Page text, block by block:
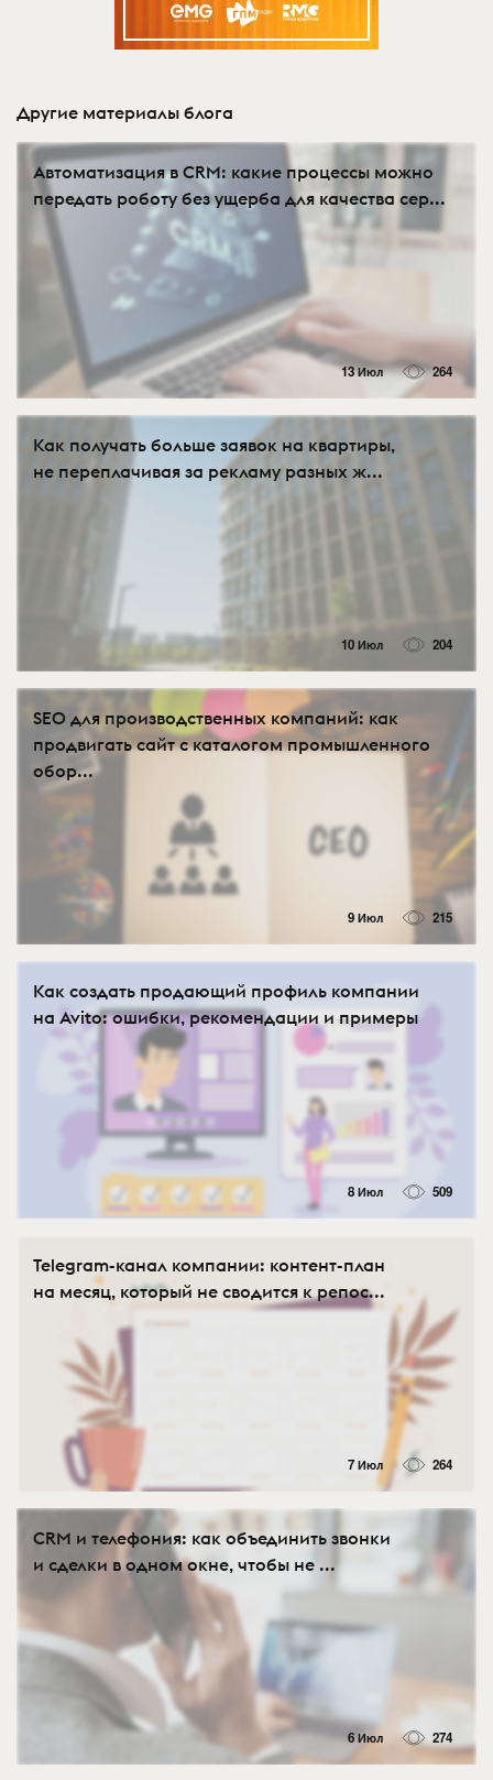
Другие материалы блога
Автоматизация в CRM: какие процессы можно
передать роботу без ущерба для качества сер...
13 Июл 264
Как получать больше заявок на квартиры,
не переплачивая за рекламу разных ж...
10 Июл 204
SEO для производственных компаний: как
продвигать сайт с каталогом промышленного
обор...
9 Июл 215
Как создать продающий профиль компании
на Avito: ошибки, рекомендации и примеры
8 Июл 509
Telegram-канал компании: контент-план
на месяц, который не сводится к репос...
7 Июл 264
CRM и телефония: как объединить звонки
и сделки в одном окне, чтобы не ...
6 Июл 274